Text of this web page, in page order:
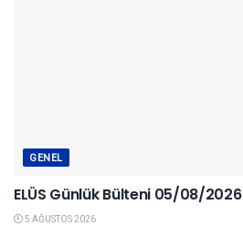
GENEL
ELÜS Günlük Bülteni 05/08/2026
5 AĞUSTOS 2026